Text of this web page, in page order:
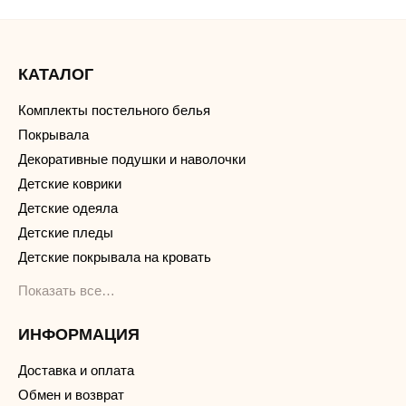
КАТАЛОГ
Комплекты постельного белья
Покрывала
Декоративные подушки и наволочки
Детские коврики
Детские одеяла
Детские пледы
Детские покрывала на кровать
Показать все…
ИНФОРМАЦИЯ
Доставка и оплата
Обмен и возврат